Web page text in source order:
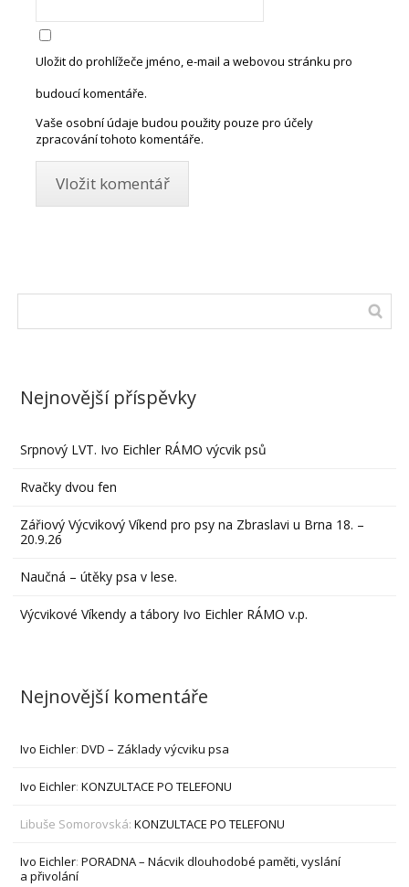
Uložit do prohlížeče jméno, e-mail a webovou stránku pro
budoucí komentáře.
Vaše osobní údaje budou použity pouze pro účely
zpracování tohoto komentáře.
Nejnovější příspěvky
Srpnový LVT. Ivo Eichler RÁMO výcvik psů
Rvačky dvou fen
Zářiový Výcvikový Víkend pro psy na Zbraslavi u Brna 18. –
20.9.26
Naučná – útěky psa v lese.
Výcvikové Víkendy a tábory Ivo Eichler RÁMO v.p.
Nejnovější komentáře
Ivo Eichler:DVD – Základy výcviku psa
Ivo Eichler:KONZULTACE PO TELEFONU
Libuše Somorovská:KONZULTACE PO TELEFONU
Ivo Eichler:PORADNA – Nácvik dlouhodobé paměti, vyslání
a přivolání